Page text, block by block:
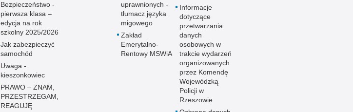
Bezpieczeństwo -
pierwsza klasa –
edycja na rok
szkolny 2025/2026
Jak zabezpieczyć
samochód
Uwaga -
kieszonkowiec
PRAWO – ZNAM,
PRZESTRZEGAM,
REAGUJĘ
uprawnionych -
tłumacz języka
migowego
Zakład
Emerytalno-
Rentowy MSWiA
Informacje
dotyczące
przetwarzania
danych
osobowych w
trakcie wydarzeń
organizowanych
przez Komendę
Wojewódzką
Policji w
Rzeszowie